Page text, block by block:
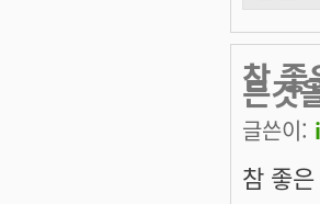
참 좋
든것
글쓴이:
참 좋